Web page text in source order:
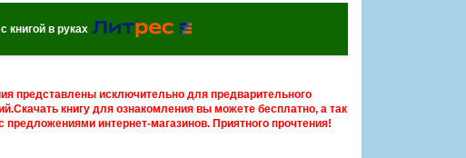
книгой в руках
представлены исключительно для предварительного
книгу для ознакомления вы можете бесплатно, а так
интернет-магазинов. Приятного прочтения!